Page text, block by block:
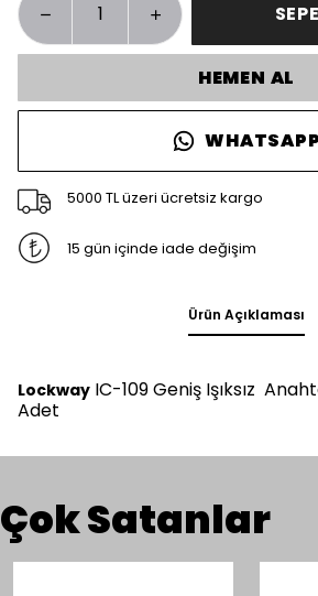
HEMEN AL
WHATSAPP
5000 TL üzeri ücretsiz kargo
15 gün içinde iade değişim
Ürün Açıklaması
Lockway IC-109 Geniş Işıksız
Adet
Çok Satanlar